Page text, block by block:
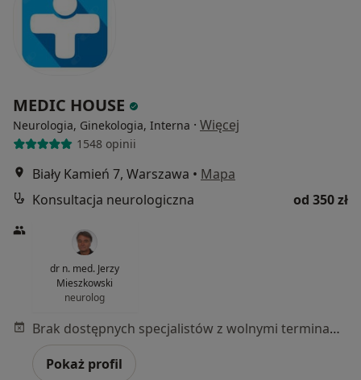
MEDIC HOUSE
Neurologia, Ginekologia, Interna · Więcej
1548 opinii
Biały Kamień 7, Warszawa • Mapa
Konsultacja neurologiczna
od 350 zł
dr n. med. Jerzy
Mieszkowski
neurolog
Brak dostępnych specjalistów z wolnymi terminami w tym centrum medycznym.
Pokaż profil